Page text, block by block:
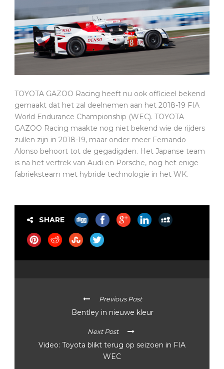
TOYOTA GAZOO Racing heeft nu ook officieel bekend
gemaakt dat het zal deelnemen aan het 2018-19 FIA
World Endurance Championship (WEC). TOYOTA
GAZOO Racing maakte nog niet bekend wie de rijders
zullen zijn in 2018-19, maar onder meer Fernando
Alonso behoort tot de gegadigden. Het Japanse team
is na het vertrek van Audi en Porsche, nog het enige
fabrieksteam met hybride technologie in het WK.
SHARE
Previous Post
Bentley in nieuwe kleur
Next Post
Video: Toyota blikt terug op seizoen in FIA
WEC